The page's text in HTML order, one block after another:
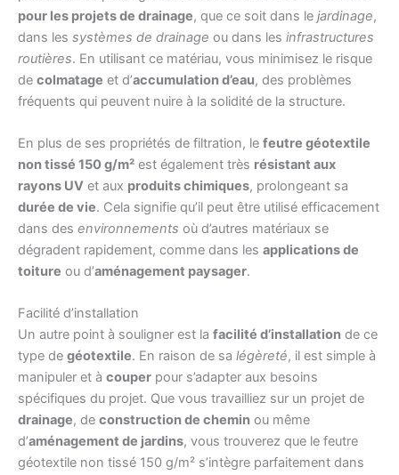
pour les projets de drainage, que ce soit dans le jardinage,
dans les systèmes de drainage ou dans les infrastructures
routières. En utilisant ce matériau, vous minimisez le risque
de colmatage et d’accumulation d’eau, des problèmes
fréquents qui peuvent nuire à la solidité de la structure.
En plus de ses propriétés de filtration, le feutre géotextile
non tissé 150 g/m² est également très résistant aux
rayons UV et aux produits chimiques, prolongeant sa
durée de vie. Cela signifie qu’il peut être utilisé efficacement
dans des environnements où d’autres matériaux se
dégradent rapidement, comme dans les applications de
toiture ou d’aménagement paysager.
Facilité d’installation
Un autre point à souligner est la facilité d’installation de ce
type de géotextile. En raison de sa légèreté, il est simple à
manipuler et à couper pour s’adapter aux besoins
spécifiques du projet. Que vous travailliez sur un projet de
drainage, de construction de chemin ou même
d’aménagement de jardins, vous trouverez que le feutre
géotextile non tissé 150 g/m² s’intègre parfaitement dans